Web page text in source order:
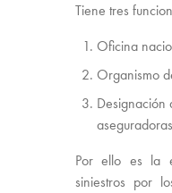
Tiene tres
Oficina
Organismo
Designación
Por ello es la
siniestros por